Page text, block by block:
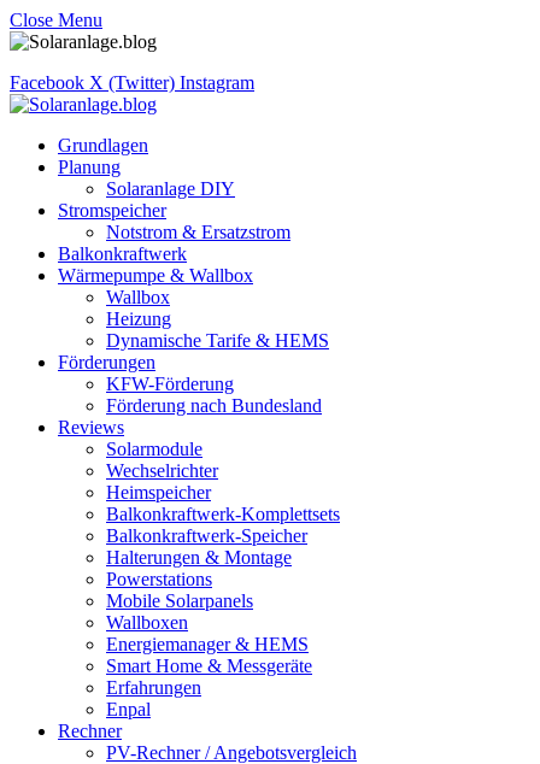
Close Menu
Facebook X (Twitter) Instagram
Grundlagen
Planung
Solaranlage DIY
Stromspeicher
Notstrom & Ersatzstrom
Balkonkraftwerk
Wärmepumpe & Wallbox
Wallbox
Heizung
Dynamische Tarife & HEMS
Förderungen
KFW-Förderung
Förderung nach Bundesland
Reviews
Solarmodule
Wechselrichter
Heimspeicher
Balkonkraftwerk-Komplettsets
Balkonkraftwerk-Speicher
Halterungen & Montage
Powerstations
Mobile Solarpanels
Wallboxen
Energiemanager & HEMS
Smart Home & Messgeräte
Erfahrungen
Enpal
Rechner
PV-Rechner / Angebotsvergleich